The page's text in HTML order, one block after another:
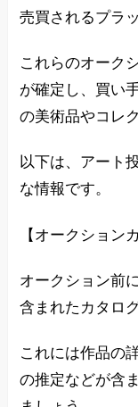
売買されるプラ
これらのオーク
が確定し、買い
の美術品やコレ
以下は、アート
な情報です。
【オークション
オークション前
含まれたカタロ
これには作品の
の推定などが含